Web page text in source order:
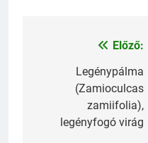
Bejegyzés
navigáció
Előző:
Legénypálma
(Zamioculcas
zamiifolia),
legényfogó virág